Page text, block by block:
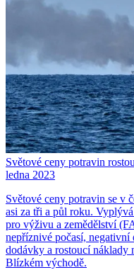
Světové ceny potravin
ledna 2023
Světové ceny potravin se v
asi za tři a půl roku.
pro výživu a zemědělství
nepříznivé počasí,
dodávky a rostoucí náklady
Blízkém východě.